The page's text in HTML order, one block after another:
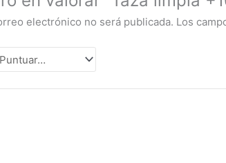
electrónico no será publicada. Los